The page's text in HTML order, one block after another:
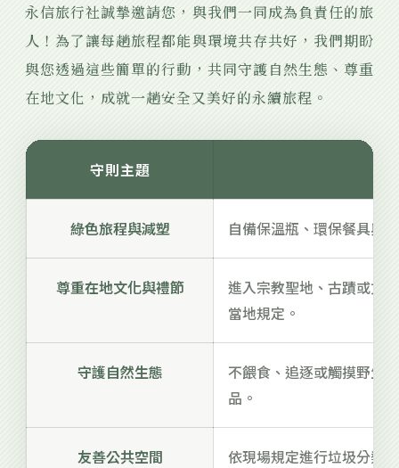
永信旅行社誠摯邀請您，與我們一同成為負責任的旅
人！為了讓每趟旅程都能與環境共存共好，我們期盼
與您透過這些簡單的行動，共同守護自然生態、尊重
在地文化，成就一趟安全又美好的永續旅程。
守則主題
綠色旅程與減塑 自備保溫瓶、環保餐具與
尊重在地文化與禮節
進入宗教聖地、古蹟或文
當地規定。
守護自然生態
不餵食、追逐或觸摸野生
品。
友善公共空間 依現場規定進行垃圾分類